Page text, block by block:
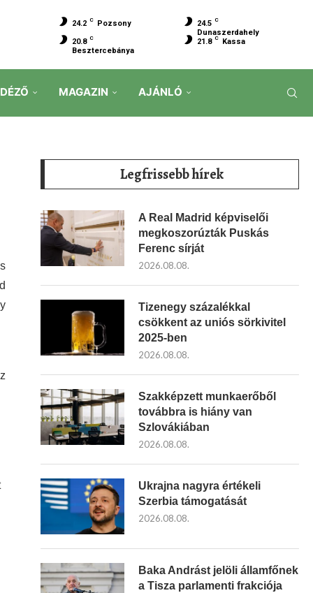
24.2 C Pozsony 24.5 C
Dunaszerdahely
20.8 C
Besztercebánya
21.8 C Kassa
MAGAZIN AJÁNLÓ
Legfrissebb hírek
A Real Madrid képviselői
megkoszorúzták Puskás
Ferenc sírját
2026.08.08.
Tizenegy százalékkal
csökkent az uniós sörkivitel
2025-ben
2026.08.08.
Szakképzett munkaerőből
továbbra is hiány van
Szlovákiában
2026.08.08.
Ukrajna nagyra értékeli
Szerbia támogatását
2026.08.08.
Baka Andrást jelöli államfőnek
a Tisza parlamenti frakciója